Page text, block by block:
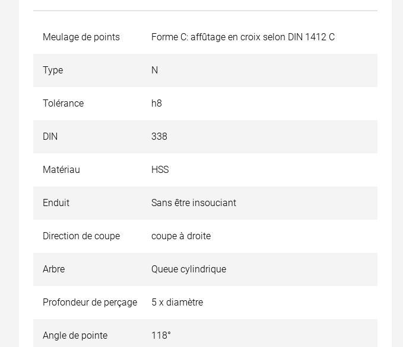
Meulage de points Forme C: affûtage en croix selon DIN 1412 C
Type N
Tolérance h8
DIN 338
Matériau HSS
Enduit Sans être insouciant
Direction de coupe coupe à droite
Arbre Queue cylindrique
Profondeur de perçage 5 x diamètre
Angle de pointe 118°